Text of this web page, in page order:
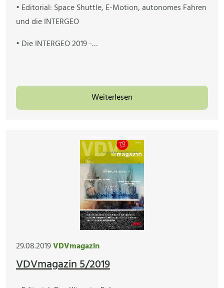
• Editorial: Space Shuttle, E-Motion, autonomes Fahren
und die INTERGEO
• Die INTERGEO 2019 -…
Weiterlesen
29.08.2019VDVmagazin
VDVmagazin 5/2019